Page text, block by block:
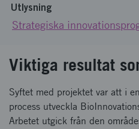
Utlysning
Strategiska
Viktiga resultat
Syftet med projektet var att i
process utveckla
Arbetet utgick från den